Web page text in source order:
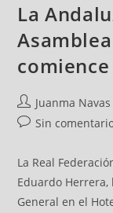
La
Juanma Navas
Sin
La Real
Eduardo Herrera,
General en el